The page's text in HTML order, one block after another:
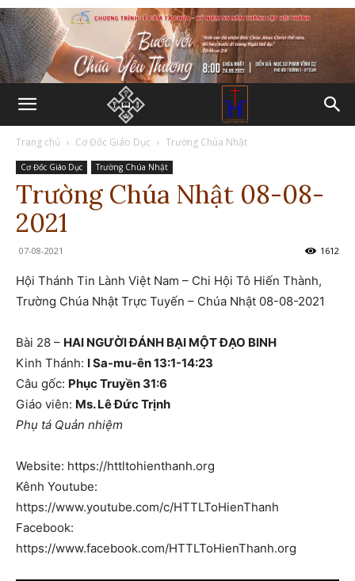
Trang chủ Cơ Đốc Giáo Dục Trường Chúa Nhật
Cơ Đốc Giáo Dục Trường Chúa Nhật
Trường Chúa Nhật 08-08-
2021
07-08-2021 1612
Hội Thánh Tin Lành Việt Nam – Chi Hội Tô Hiến Thành,
Trường Chúa Nhật Trực Tuyến – Chúa Nhật 08-08-2021
Bài 28 – HAI NGƯỜI ĐÁNH BẠI MỘT ĐẠO BINH
Kinh Thánh: I Sa-mu-ên 13:1-14:23
Câu gốc: Phục Truyền 31:6
Giáo viên: Ms. Lê Đức Trịnh
Phụ tá Quản nhiệm
Website: https://httltohienthanh.org
Kênh Youtube:
https://www.youtube.com/c/HTTLToHienThanh
Facebook:
https://www.facebook.com/HTTLToHienThanh.org